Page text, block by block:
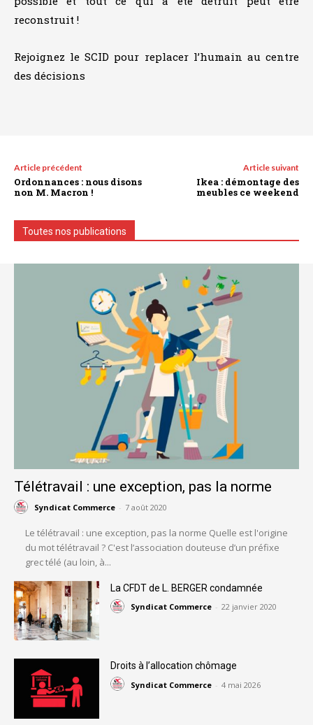
reconstruit !
Rejoignez le SCID pour replacer l’humain au centre
des décisions
Article précédent
Ordonnances : nous disons
non M. Macron !
Article suivant
Ikea : démontage des
meubles ce weekend
Toutes nos publications
Télétravail : une exception, pas la norme
Syndicat Commerce - 7 août 2020
Le télétravail : une exception, pas la norme Quelle est l'origine
du mot télétravail ? C'est l’association douteuse d’un préfixe
grec télé (au loin, à...
La CFDT de L. BERGER condamnée
Syndicat Commerce - 22 janvier 2020
Droits à l’allocation chômage
Syndicat Commerce - 4 mai 2026